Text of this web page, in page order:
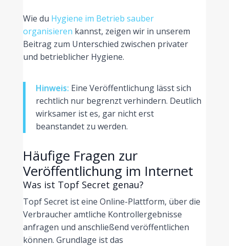
Wie du Hygiene im Betrieb sauber
organisieren kannst, zeigen wir in unserem
Beitrag zum Unterschied zwischen privater
und betrieblicher Hygiene.
Hinweis: Eine Veröffentlichung lässt sich
rechtlich nur begrenzt verhindern. Deutlich
wirksamer ist es, gar nicht erst
beanstandet zu werden.
Häufige Fragen zur
Veröffentlichung im Internet
Was ist Topf Secret genau?
Topf Secret ist eine Online-Plattform, über die
Verbraucher amtliche Kontrollergebnisse
anfragen und anschließend veröffentlichen
können. Grundlage ist das